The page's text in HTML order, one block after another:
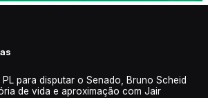
para disputar o Senado, Bruno Scheid
de vida e aproximação com Jair